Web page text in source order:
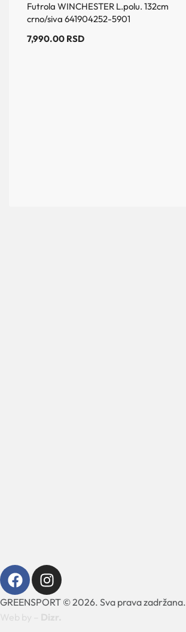
Futrola WINCHESTER L.polu. 132cm
crno/siva 641904252-5901
7,990.00 RSD
GREENSPORT © 2026. Sva prava zadržana.